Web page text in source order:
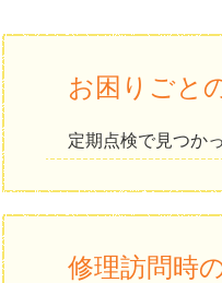
お困りごと
定期点検で見つか
修理訪問時